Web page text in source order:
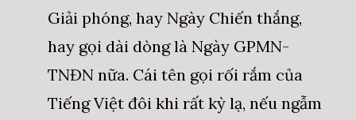
Giải phóng, hay Ngày Chiến thắng,
hay gọi dài dòng là Ngày GPMN-
TNĐN nữa. Cái tên gọi rối rắm của
Tiếng Việt đôi khi rất kỳ lạ, nếu ngẫm